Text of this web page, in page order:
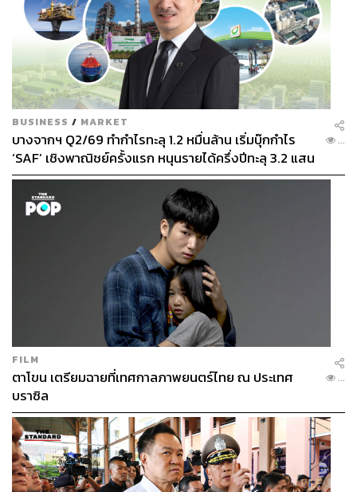
BUSINESS / MARKET
บางจากฯ Q2/69 ทำกำไรทะลุ 1.2 หมื่นล้าน เริ่มบุ๊กกำไร
‘SAF’ เชิงพาณิชย์ครั้งแรก หนุนรายได้ครึ่งปีทะลุ 3.2 แสน
ล้าน
...
FILM
ตาโขน เตรียมฉายที่เทศกาลภาพยนตร์ไทย ณ ประเทศ
บราซิล
...